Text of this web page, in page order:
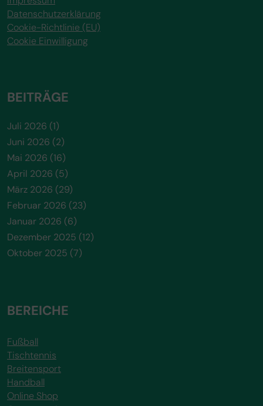
Datenschutzerklärung
Cookie-Richtlinie (EU)
Cookie Einwilligung
BEITRÄGE
Juli 2026 (1)
Juni 2026 (2)
Mai 2026 (16)
April 2026 (5)
März 2026 (29)
Februar 2026 (23)
Januar 2026 (6)
Dezember 2025 (12)
Oktober 2025 (7)
BEREICHE
Fußball
Tischtennis
Breitensport
Handball
Online Shop